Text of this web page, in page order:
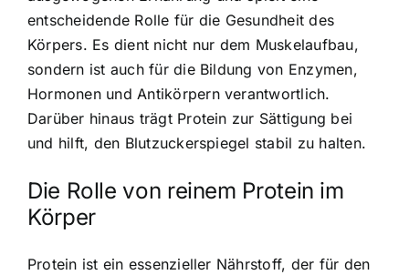
entscheidende Rolle für die Gesundheit des
Körpers. Es dient nicht nur dem Muskelaufbau,
sondern ist auch für die Bildung von Enzymen,
Hormonen und Antikörpern verantwortlich.
Darüber hinaus trägt Protein zur Sättigung bei
und hilft, den Blutzuckerspiegel stabil zu halten.
Die Rolle von reinem Protein im
Körper
Protein ist ein essenzieller Nährstoff, der für den